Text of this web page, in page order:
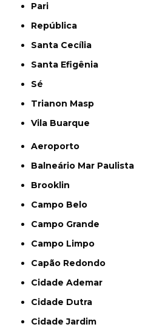
Pari
República
Santa Cecília
Santa Efigênia
Sé
Trianon Masp
Vila Buarque
Aeroporto
Balneário Mar Paulista
Brooklin
Campo Belo
Campo Grande
Campo Limpo
Capão Redondo
Cidade Ademar
Cidade Dutra
Cidade Jardim